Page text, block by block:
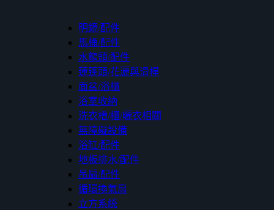
明鏡/配件
馬桶/配件
水龍頭/配件
蓮蓬頭/花灑與滑桿
面盆/浴櫃
浴室收納
洗衣槽/櫃/曬衣相關
無障礙設備
浴缸/配件
地板排水/配件
吊扇/配件
循環換氣扇
立方系統